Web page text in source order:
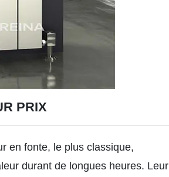
PRIX
en fonte, le plus classique,
durant de longues heures. Leur